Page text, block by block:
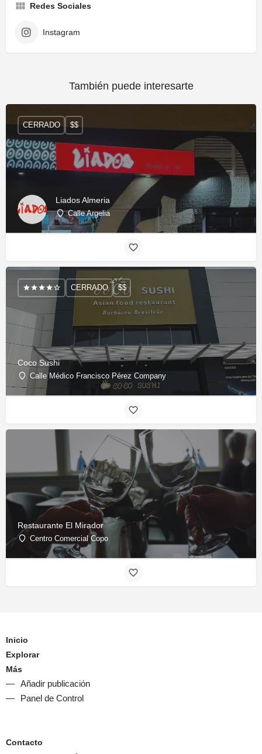
Redes Sociales
Instagram
También puede interesarte
Liados Almeria
Calle Argelia
CERRADO $$
Coco Sushi
Calle Médico Francisco Pérez Company
CERRADO $$
Restaurante El Mirador
Centro Comercial Copo
Inicio
Explorar
Más
Añadir publicación
Panel de Control
Contacto